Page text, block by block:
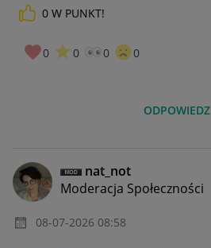
0 W PUNKT!
0 0 0 0
ODPOWIEDZ
nat_not
Moderacja Społeczności
‎08-07-2026 08:58